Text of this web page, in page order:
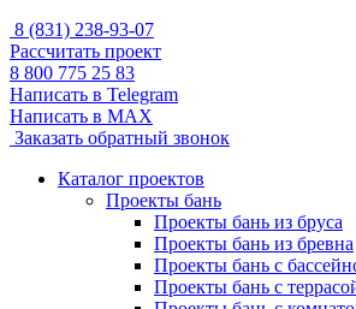
8 (831) 238-93-07
Рассчитать проект
8 800 775 25 83
Написать в Telegram
Написать в MAX
Заказать обратный звонок
Каталог проектов
Проекты бань
Проекты бань из бруса
Проекты бань из бревна
Проекты бань с
Проекты бань с